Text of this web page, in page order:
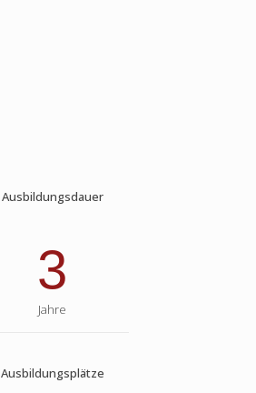
Ausbildungsdauer
3
Jahre
Ausbildungsplätze